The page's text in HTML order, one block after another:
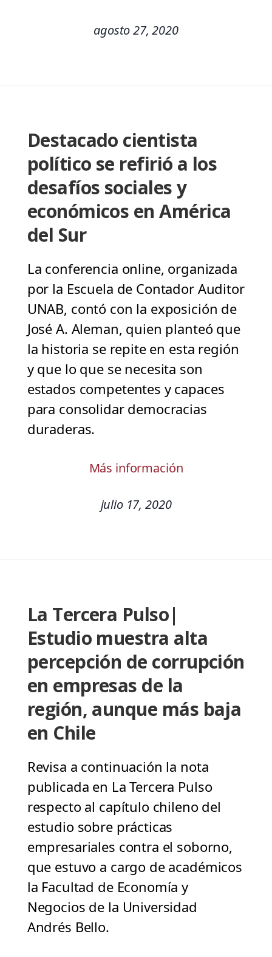
agosto 27, 2020
Destacado cientista
político se refirió a los
desafíos sociales y
económicos en América
del Sur
La conferencia online, organizada
por la Escuela de Contador Auditor
UNAB, contó con la exposición de
José A. Aleman, quien planteó que
la historia se repite en esta región
y que lo que se necesita son
estados competentes y capaces
para consolidar democracias
duraderas.
Más información
julio 17, 2020
La Tercera Pulso|
Estudio muestra alta
percepción de corrupción
en empresas de la
región, aunque más baja
en Chile
Revisa a continuación la nota
publicada en La Tercera Pulso
respecto al capítulo chileno del
estudio sobre prácticas
empresariales contra el soborno,
que estuvo a cargo de académicos
la Facultad de Economía y
Negocios de la Universidad
Andrés Bello.